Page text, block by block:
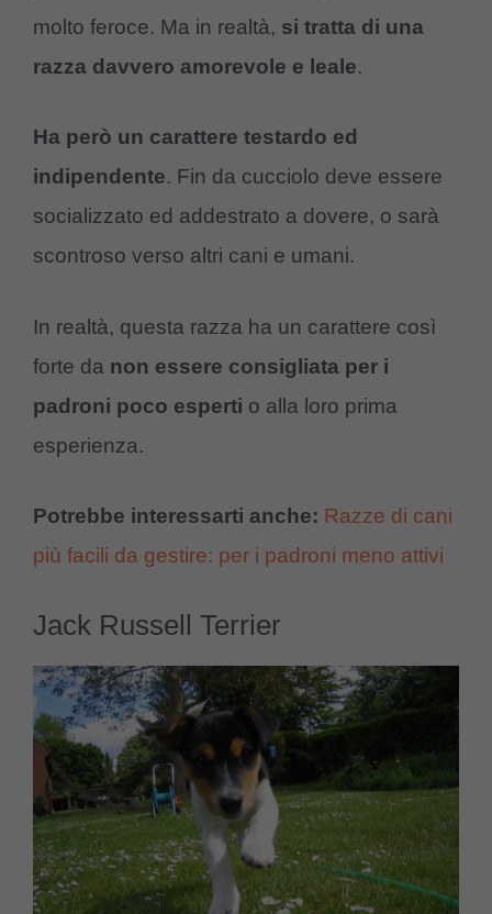
molto feroce. Ma in realtà, si tratta di una
razza davvero amorevole e leale.
Ha però un carattere testardo ed
indipendente. Fin da cucciolo deve essere
socializzato ed addestrato a dovere, o sarà
scontroso verso altri cani e umani.
In realtà, questa razza ha un carattere così
forte da non essere consigliata per i
padroni poco esperti o alla loro prima
esperienza.
Potrebbe interessarti anche: Razze di cani
più facili da gestire: per i padroni meno attivi
Jack Russell Terrier